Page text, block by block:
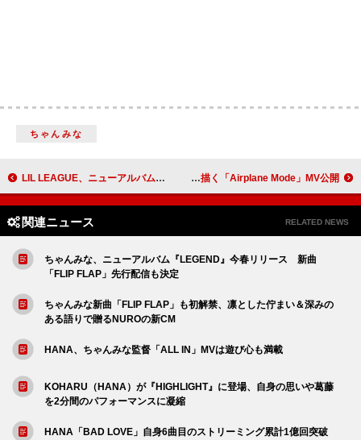
ちゃんみな
LIL LEAGUE、ニューアルバムのリード曲「LILMATIC」ライブ映像を公開 SALU、自身とAKLOを対照的なテーマで描く「Airplane Mode」MV公開
関連ニュース RELATED NEWS
ちゃんみな、ニューアルバム『LEGEND』今春リリース 新曲
「FLIP FLAP」先行配信も決定
ちゃんみな新曲「FLIP FLAP」も初解禁、凛とした佇まい＆深みの
ある語りで贈るNUROの新CM
HANA、ちゃんみな監督「ALL IN」MVは遊び心も満載
KOHARU（HANA）が『HIGHLIGHT』に登場、自身の思いや葛藤
を2分間のパフォーマンスに凝縮
HANA「BAD LOVE」自身6曲目のストリーミング累計1億回突破